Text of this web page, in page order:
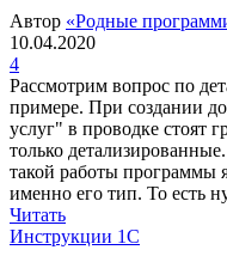
Автор «Родные
10.04.2020
4
Рассмотрим вопрос по
примере. При создании
услуг" в проводке стоят
только
такой работы программы
именно его тип. То есть
Читать
Инструкции 1С